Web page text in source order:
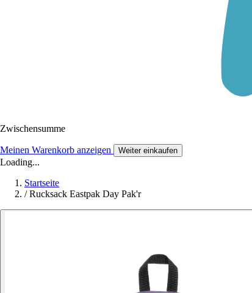
Zwischensumme
Meinen Warenkorb anzeigen Weiter einkaufen
Loading...
Startseite
/ Rucksack Eastpak Day Pak'r